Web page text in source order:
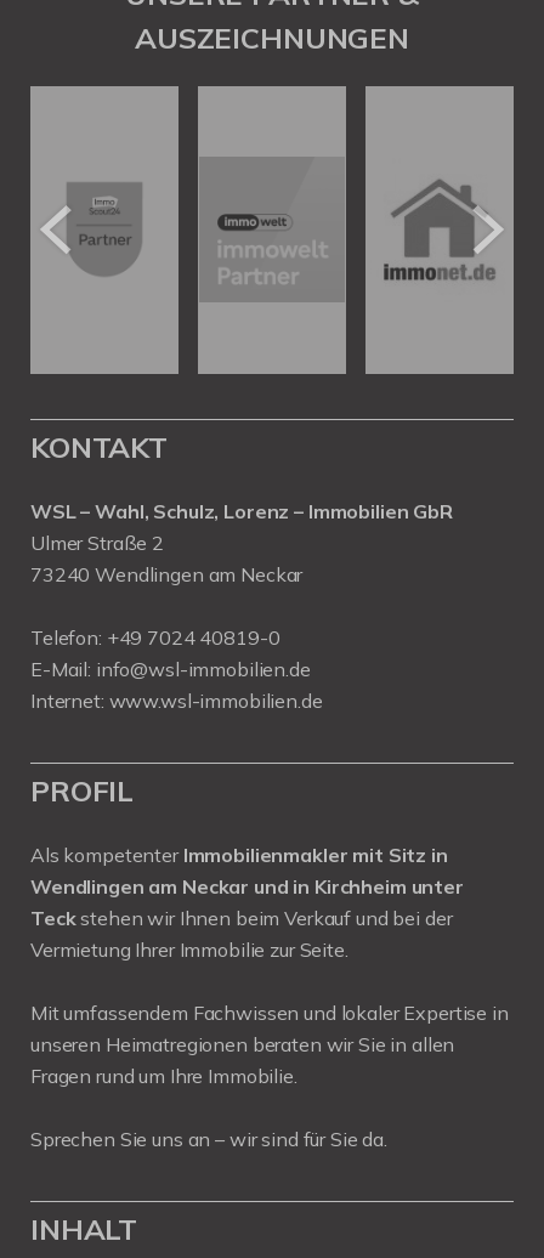
AUSZEICHNUNGEN
KONTAKT
WSL – Wahl, Schulz, Lorenz – Immobilien GbR
Ulmer Straße 2
73240 Wendlingen am Neckar
Telefon: +49 7024 40819-0
E-Mail: info@wsl-immobilien.de
Internet: www.wsl-immobilien.de
PROFIL
Als kompetenter Immobilienmakler mit Sitz in
Wendlingen am Neckar und in Kirchheim unter
Teckstehen wir Ihnen beim Verkauf und bei der
Vermietung Ihrer Immobilie zur Seite.
Mit umfassendem Fachwissen und lokaler Expertise in
unseren Heimatregionen beraten wir Sie in allen
Fragen rund um Ihre Immobilie.
Sprechen Sie uns an – wir sind für Sie da.
INHALT